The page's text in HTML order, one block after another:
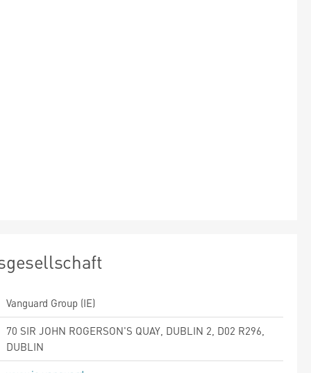
Vanguard Group (IE)
70 SIR JOHN ROGERSON'S QUAY, DUBLIN 2, D02 R296,
DUBLIN